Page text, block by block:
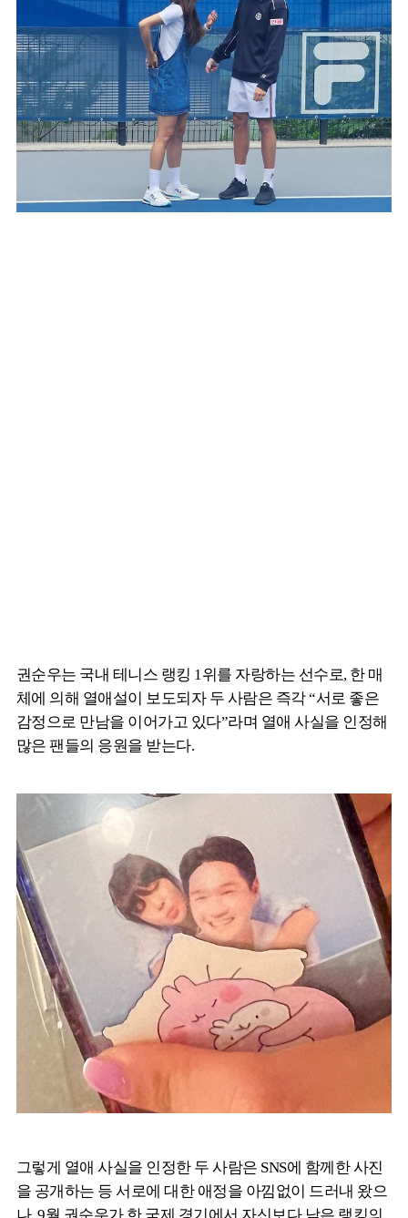
권순우는 국내 테니스 랭킹 1위를 자랑하는 선수로, 한 매
체에 의해 열애설이 보도되자 두 사람은 즉각 “서로 좋은
감정으로 만남을 이어가고 있다”라며 열애 사실을 인정해
많은 팬들의 응원을 받는다.
그렇게 열애 사실을 인정한 두 사람은 SNS에 함께한 사진
을 공개하는 등 서로에 대한 애정을 아낌없이 드러내 왔으